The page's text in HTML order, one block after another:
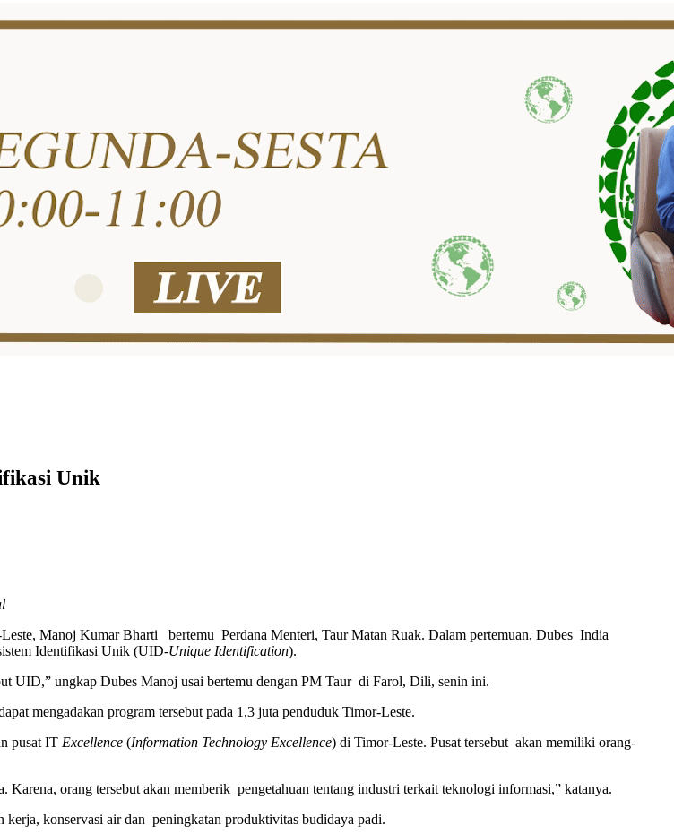
Unik
Manoj Kumar Bharti bertemu Perdana Menteri, Taur Matan Ruak. Dalam pertemuan, Dubes India
Identifikasi Unik (UID-Unique Identification).
UID,” ungkap Dubes Manoj usai bertemu dengan PM Taur di Farol, Dili, senin ini.
mengadakan program tersebut pada 1,3 juta penduduk Timor-Leste.
pusat IT Excellence (Information Technology Excellence) di Timor-Leste. Pusat tersebut akan memiliki orang-
orang tersebut akan memberik pengetahuan tentang industri terkait teknologi informasi,” katanya.
konservasi air dan peningkatan produktivitas budidaya padi.